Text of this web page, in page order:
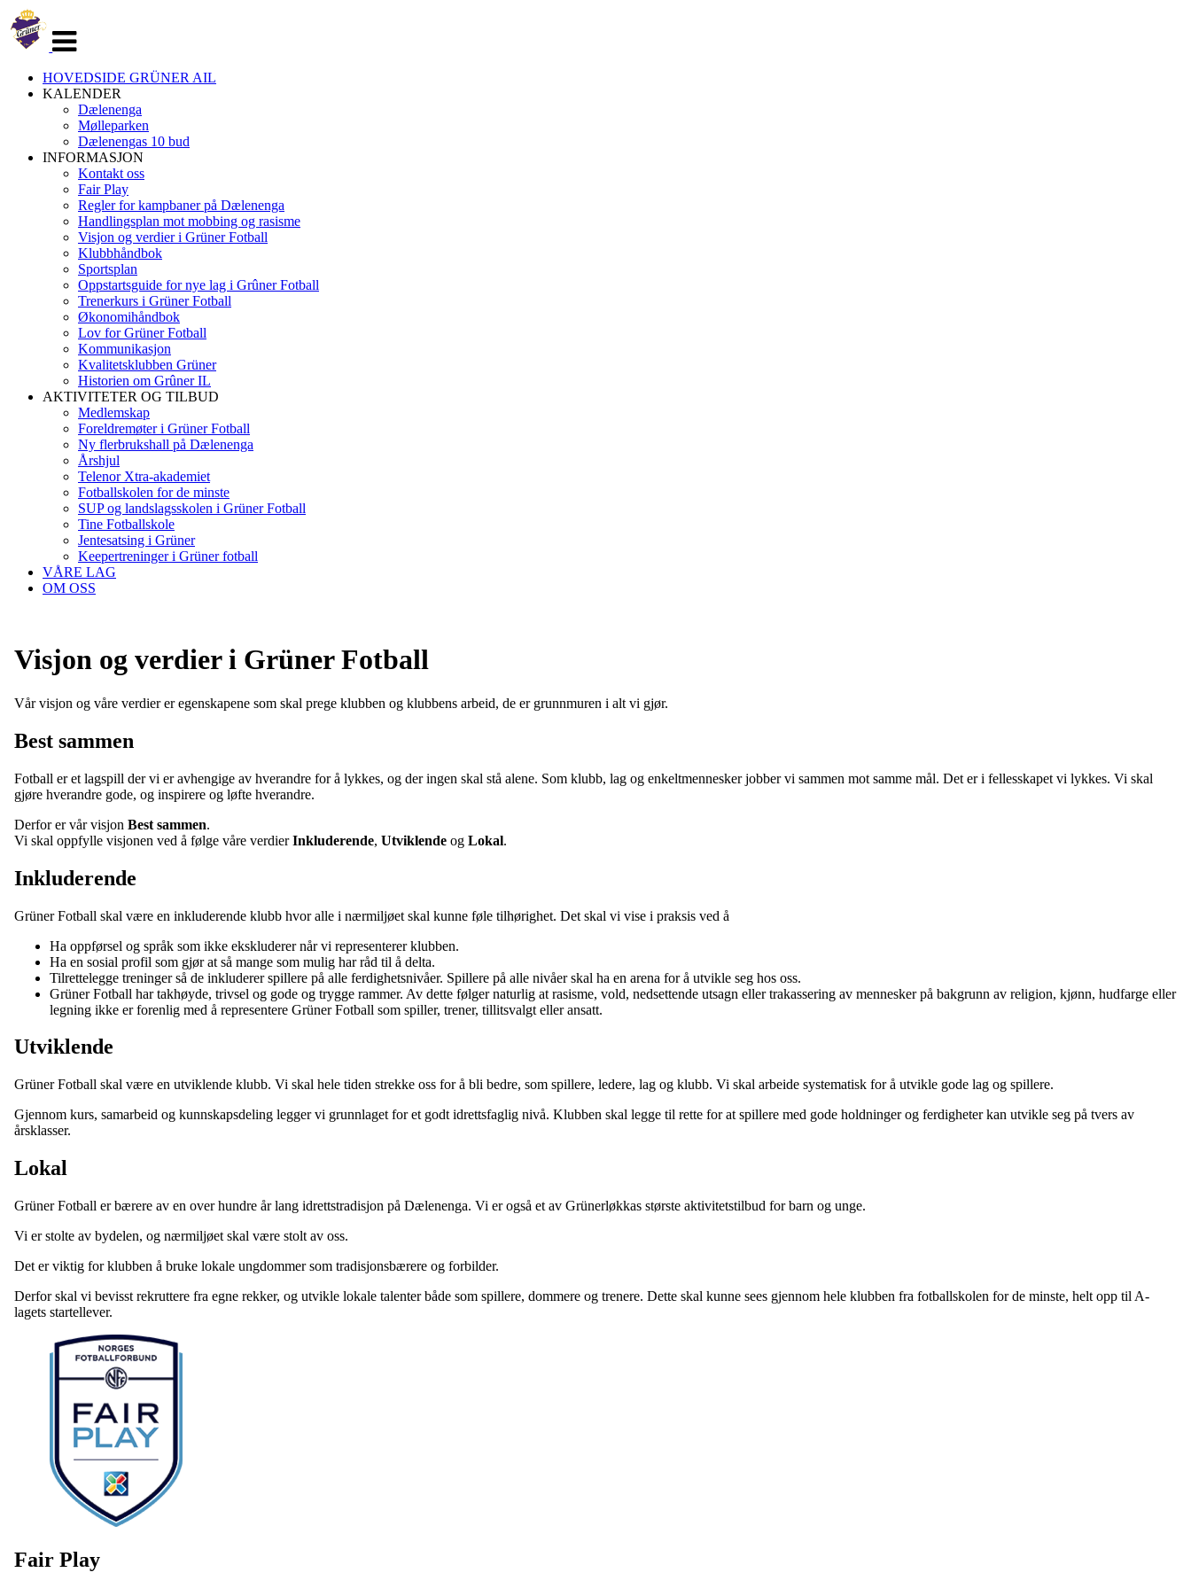
navigasjon
HOVEDSIDE GRÜNER AIL
KALENDER
Dælenenga
Mølleparken
Dælenengas 10 bud
INFORMASJON
Kontakt oss
Fair Play
Regler for kampbaner på Dælenenga
Handlingsplan mot mobbing og rasisme
Visjon og verdier i Grüner Fotball
Klubbhåndbok
Sportsplan
Oppstartsguide for nye lag i Grûner Fotball
Trenerkurs i Grüner Fotball
Økonomihåndbok
Lov for Grüner Fotball
Kommunikasjon
Kvalitetsklubben Grüner
Historien om Grûner IL
AKTIVITETER OG TILBUD
Medlemskap
Foreldremøter i Grüner Fotball
Ny flerbrukshall på Dælenenga
Årshjul
Telenor Xtra-akademiet
Fotballskolen for de minste
SUP og landslagsskolen i Grüner Fotball
Tine Fotballskole
Jentesatsing i Grüner
Keepertreninger i Grüner fotball
VÅRE LAG
OM OSS
Visjon og verdier i Grüner Fotball
Vår visjon og våre verdier er egenskapene som skal prege klubben og klubbens arbeid, de er grunnmuren i alt vi gjør.
Best sammen
Fotball er et lagspill der vi er avhengige av hverandre for å lykkes, og der ingen skal stå alene. Som klubb, lag og enkeltmennesker jobber vi sammen mot samme mål. Det er i fellesskapet vi lykkes. Vi skal
gjøre hverandre gode, og inspirere og løfte hverandre.
Derfor er vår visjon Best sammen.
Vi skal oppfylle visjonen ved å følge våre verdierInkluderende, Utviklende og Lokal.
Inkluderende
Grüner Fotball skal være en inkluderende klubb hvor alle i nærmiljøet skal kunne føle tilhørighet. Det skal vi vise i praksis ved å
Ha oppførsel og språk som ikke ekskluderer når vi representerer klubben.
Ha en sosial profil som gjør at så mange som mulig har råd til å delta.
Tilrettelegge treninger så de inkluderer spillere på alle ferdighetsnivåer. Spillere på alle nivåer skal ha en arena for å utvikle seg hos oss.
Grüner Fotball har takhøyde, trivsel og gode og trygge rammer. Av dette følger naturlig at rasisme, vold, nedsettende utsagn eller trakassering av mennesker på bakgrunn av religion, kjønn, hudfarge eller
legning ikke er forenlig med å representere Grüner Fotball som spiller, trener, tillitsvalgt eller ansatt.
Utviklende
Grüner Fotball skal være en utviklende klubb. Vi skal hele tiden strekke oss for å bli bedre, som spillere, ledere, lag og klubb. Vi skal arbeide systematisk for å utvikle gode lag og spillere.
Gjennom kurs, samarbeid og kunnskapsdeling legger vi grunnlaget for et godt idrettsfaglig nivå. Klubben skal legge til rette for at spillere med gode holdninger og ferdigheter kan utvikle seg på tvers av
årsklasser.
Lokal
Grüner Fotball er bærere av en over hundre år lang idrettstradisjon på Dælenenga. Vi er også et av Grünerløkkas største aktivitetstilbud for barn og unge.
Vi er stolte av bydelen, og nærmiljøet skal være stolt av oss.
Det er viktig for klubben å bruke lokale ungdommer som tradisjonsbærere og forbilder.
Derfor skal vi bevisst rekruttere fra egne rekker, og utvikle lokale talenter både som spillere, dommere og trenere. Dette skal kunne sees gjennom hele klubben fra fotballskolen for de minste, helt opp til A-
lagets startellever.
Fair Play